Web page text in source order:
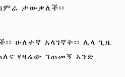
ታውቃለች፡፡
ሁለተኛ አላገኛት፡፡ ሌላ ጊዜ
የዛሬው ገጠመኝ አንድ